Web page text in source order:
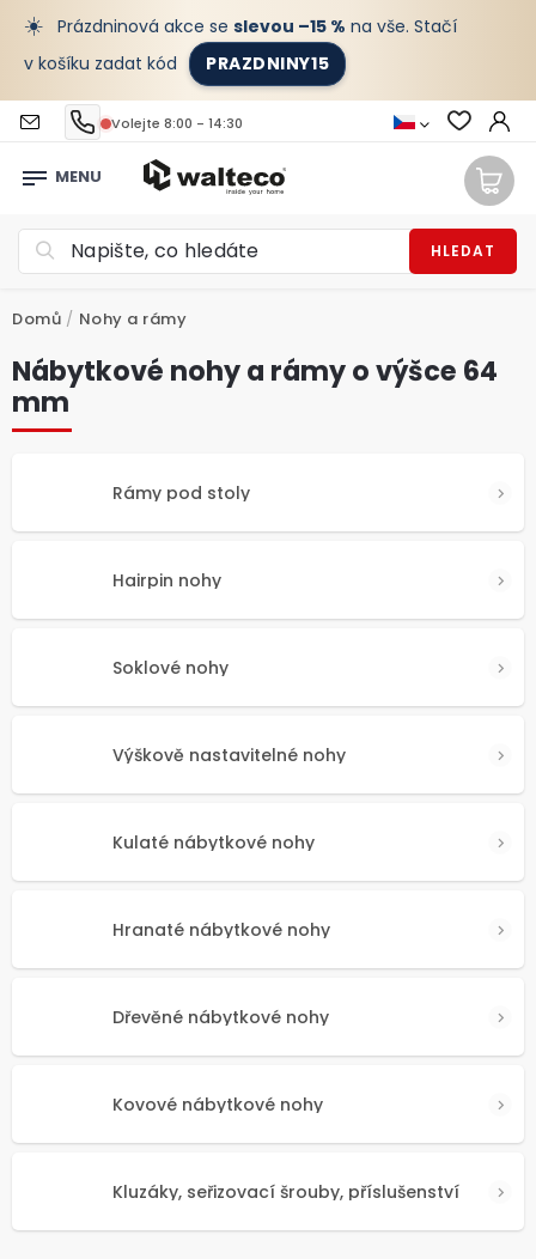
☀️ Prázdninová akce se slevou –15 % na vše. Stačí
v košíku zadat kód
PRAZDNINY15
Volejte 8:00 - 14:30
HLEDAT
Domů / Nohy a rámy
Nábytkové nohy a rámy o výšce 64
mm
Rámy pod stoly
Hairpin nohy
Soklové nohy
Výškově nastavitelné nohy
Kulaté nábytkové nohy
Hranaté nábytkové nohy
Dřevěné nábytkové nohy
Kovové nábytkové nohy
Kluzáky, seřizovací šrouby, příslušenství